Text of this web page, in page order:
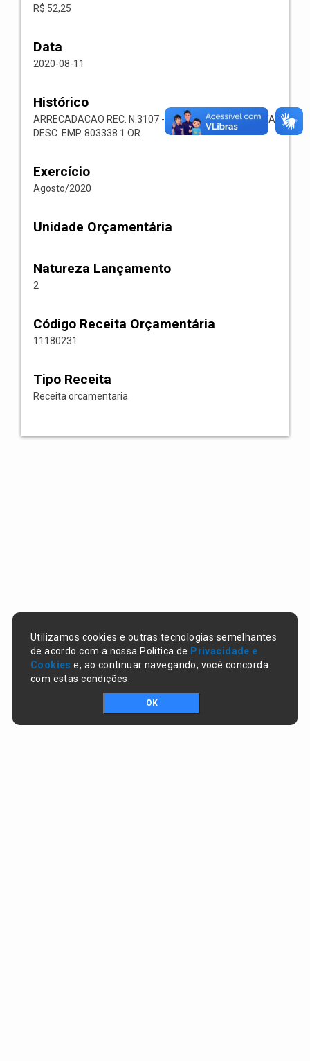
R$ 52,25
Data
2020-08-11
Histórico
ARRECADACAO REC. N.3107 -- 1118.02.3.1.00-RECEITA
DESC. EMP. 803338 1 OR
Exercício
Agosto/2020
Unidade Orçamentária
Natureza Lançamento
2
Código Receita Orçamentária
11180231
Tipo Receita
Receita orcamentaria
Utilizamos cookies e outras tecnologias semelhantes
de acordo com a nossa Política de Privacidade e
Cookies e, ao continuar navegando, você concorda
com estas condições.
OK